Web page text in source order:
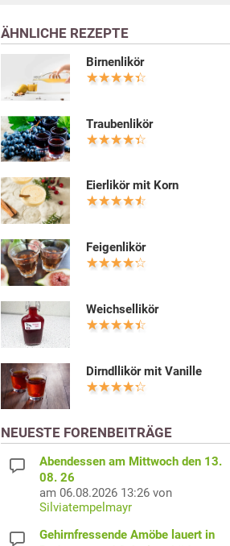
ÄHNLICHE REZEPTE
Birnenlikör
Traubenlikör
Eierlikör mit Korn
Feigenlikör
Weichsellikör
Dirndllikör mit Vanille
NEUESTE FORENBEITRÄGE
Abendessen am Mittwoch den 13.
08. 26
am 06.08.2026 13:26 von
Silviatempelmayr
Gehirnfressende Amöbe lauert in